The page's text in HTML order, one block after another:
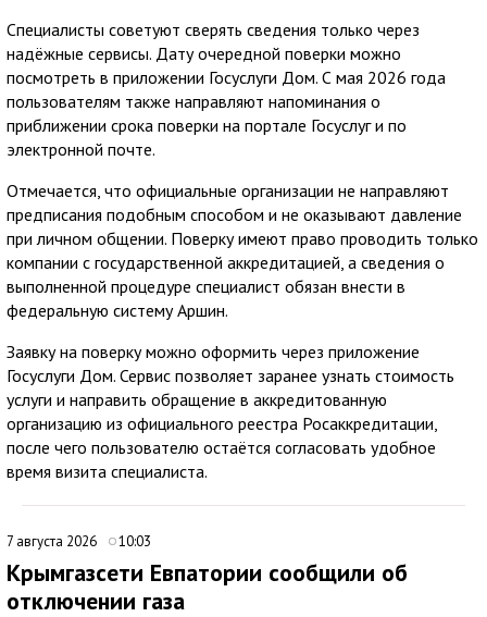
Специалисты советуют сверять сведения только через
надёжные сервисы. Дату очередной поверки можно
посмотреть в приложении Госуслуги Дом. С мая 2026 года
пользователям также направляют напоминания о
приближении срока поверки на портале Госуслуг и по
электронной почте.
Отмечается, что официальные организации не направляют
предписания подобным способом и не оказывают давление
при личном общении. Поверку имеют право проводить только
компании с государственной аккредитацией, а сведения о
выполненной процедуре специалист обязан внести в
федеральную систему Аршин.
Заявку на поверку можно оформить через приложение
Госуслуги Дом. Сервис позволяет заранее узнать стоимость
услуги и направить обращение в аккредитованную
организацию из официального реестра Росаккредитации,
после чего пользователю остаётся согласовать удобное
время визита специалиста.
7 августа 2026 10:03
Крымгазсети Евпатории сообщили об
отключении газа